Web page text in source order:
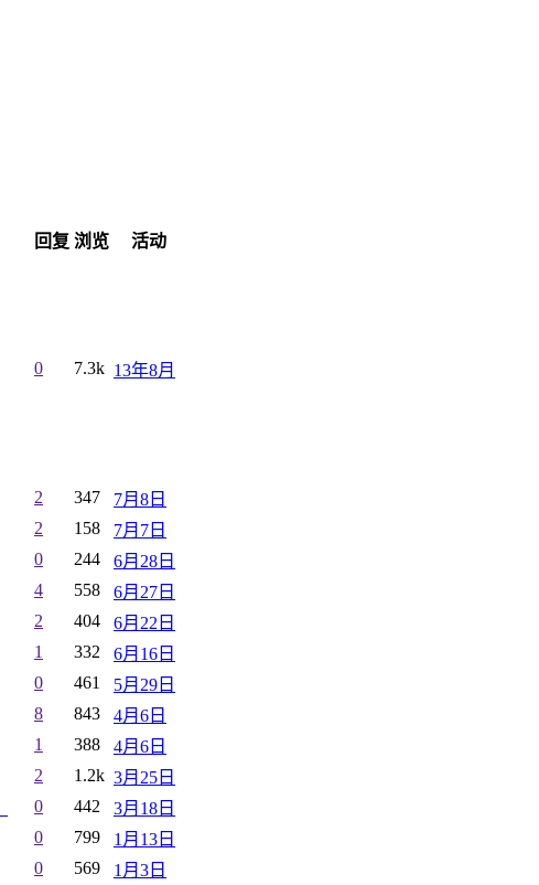
回复 浏览 活动
0 7.3k 13年8月
2 347
7月8日
2 158
7月7日
0 244
6月28日
4 558
6月27日
2 404
6月22日
1 332
6月16日
0 461
5月29日
8 843
4月6日
1 388
4月6日
2 1.2k 3月25日
0 442
3月18日
0 799
1月13日
0 569
1月3日